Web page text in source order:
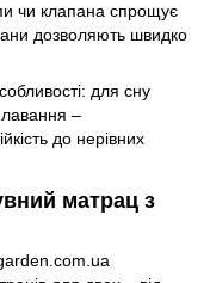
чи клапана спрощує
дозволяють швидко
для сну
–
до нерівних
матрац з